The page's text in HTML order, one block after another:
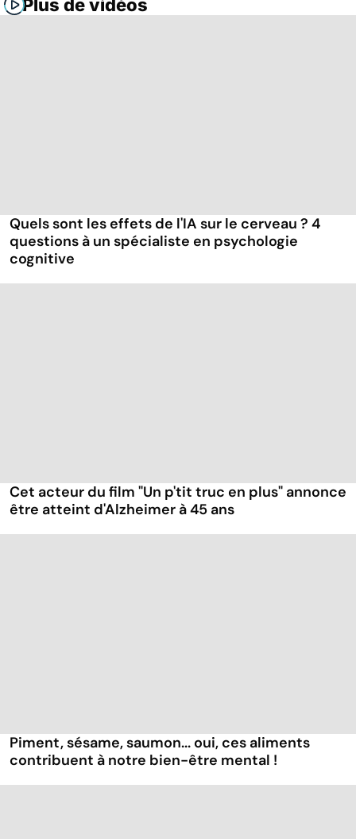
Plus de vidéos
Quels sont les effets de l'IA sur le cerveau ? 4
questions à un spécialiste en psychologie
cognitive
Cet acteur du film "Un p'tit truc en plus" annonce
être atteint d'Alzheimer à 45 ans
Piment, sésame, saumon... oui, ces aliments
contribuent à notre bien-être mental !